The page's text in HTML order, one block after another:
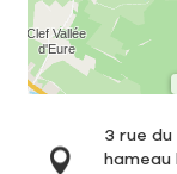
3 rue du
hameau